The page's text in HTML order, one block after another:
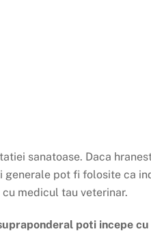
sanatoase. Daca
pot fi folosite ca
medicul tau veterinar.
poti incepe